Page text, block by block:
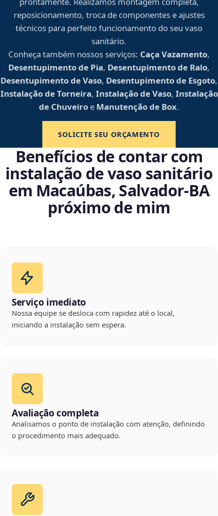
reposicionamento, troca de componentes e ajustes
técnicos para perfeito funcionamento do seu vaso
sanitário.
Conheça também nossos serviços: Caça Vazamento,
Desentupimento de Pia, Desentupimento de Ralo,
Desentupimento de Vaso, Desentupimento de Esgoto,
Instalação de Torneira, Instalação de Vaso, Instalação
de Chuveiro e Manutenção de Box.
SOLICITE SEU ORÇAMENTO
Benefícios de contar com
instalação de vaso sanitário
em Macaúbas, Salvador‑BA
próximo de mim
Serviço imediato
Nossa equipe se desloca com rapidez até o local,
iniciando a instalação sem espera.
Avaliação completa
Analisamos o ponto de instalação com atenção, definindo
o procedimento mais adequado.